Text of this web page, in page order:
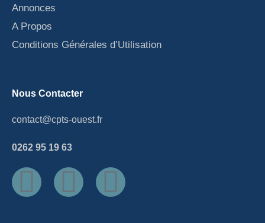
Annonces
A Propos
Conditions Générales d’Utilisation
Nous Contacter
contact@cpts-ouest.fr
0262 95 19 63